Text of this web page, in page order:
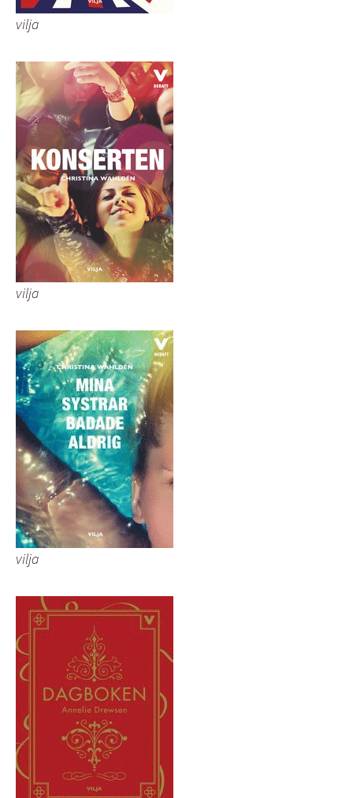
vilja
vilja
vilja